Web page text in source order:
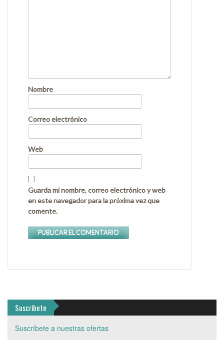
Nombre
Correo electrónico
Web
Guarda mi nombre, correo electrónico y web
en este navegador para la próxima vez que
comente.
Suscríbete
Suscríbete a nuestras ofertas